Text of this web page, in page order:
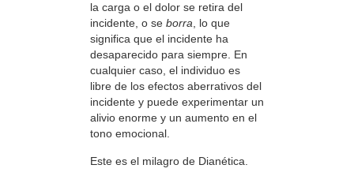
la carga o el dolor se retira del
incidente, o se borra , lo que
significa que el incidente ha
desaparecido para siempre. En
cualquier caso, el individuo es
libre de los efectos aberrativos del
incidente y puede experimentar un
alivio enorme y un aumento en el
tono emocional.
Este es el milagro de Dianética.